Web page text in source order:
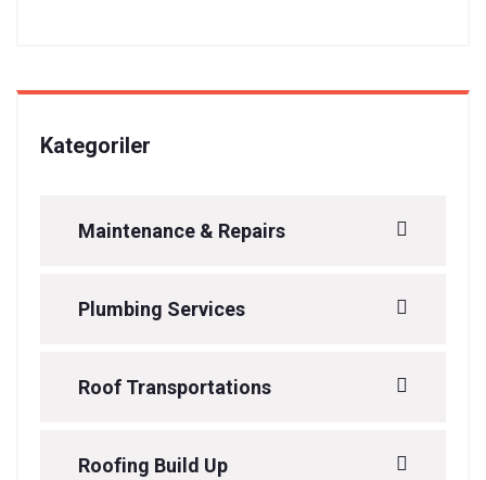
Kategoriler
Maintenance & Repairs
Plumbing Services
Roof Transportations
Roofing Build Up